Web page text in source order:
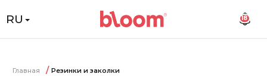
RU 18
Главная Резинки и заколки